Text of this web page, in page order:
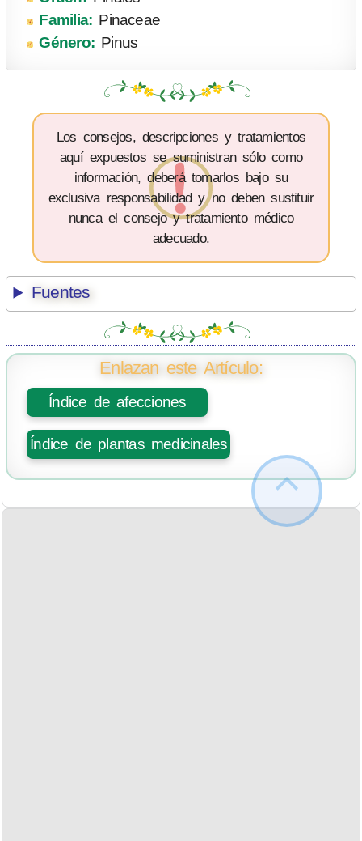
Familia: Pinaceae
Género: Pinus
Los consejos, descripciones y tratamientos
aquí expuestos se suministran sólo como
información, deberá tomarlos bajo su
exclusiva responsabilidad y no deben sustituir
nunca el consejo y tratamiento médico
adecuado.
Fuentes
Enlazan este Artículo:
Índice de afecciones
Índice de plantas medicinales